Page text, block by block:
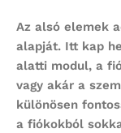
Az alsó elemek
alapját. Itt kap
alatti modul, a
vagy akár a
különösen
a fiókokból